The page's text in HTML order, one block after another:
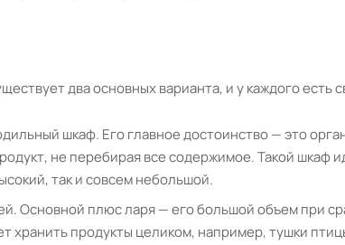
два основных варианта, и у каждого есть
шкаф. Его главное достоинство — это
не перебирая все содержимое. Такой шкаф
так и совсем небольшой.
Основной плюс ларя — его большой объем при
продукты целиком, например, тушки